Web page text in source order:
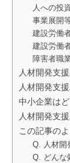
人への投
事業展開
建設労働
建設労働
障害者職
人材開発支
人材開発支
中小企業は
人材開発支
この記事の
Q. 人材開
Q. どんな